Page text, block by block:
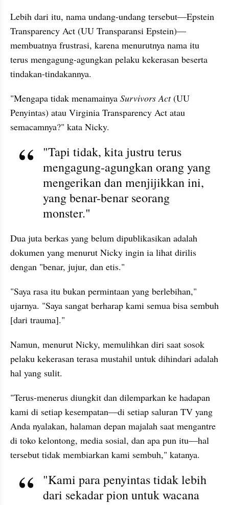
Lebih dari itu, nama undang-undang tersebut—Epstein
Transparency Act (UU Transparansi Epstein)—
membuatnya frustrasi, karena menurutnya nama itu
terus mengagung-agungkan pelaku kekerasan beserta
tindakan-tindakannya.
"Mengapa tidak menamainya Survivors Act (UU
Penyintas) atau Virginia Transparency Act atau
semacamnya?" kata Nicky.
"Tapi tidak, kita justru terus
mengagung-agungkan orang yang
mengerikan dan menjijikkan ini,
yang benar-benar seorang
monster."
Dua juta berkas yang belum dipublikasikan adalah
dokumen yang menurut Nicky ingin ia lihat dirilis
dengan "benar, jujur, dan etis."
"Saya rasa itu bukan permintaan yang berlebihan,"
ujarnya. "Saya sangat berharap kami semua bisa sembuh
[dari trauma]."
Namun, menurut Nicky, memulihkan diri saat sosok
pelaku kekerasan terasa mustahil untuk dihindari adalah
hal yang sulit.
"Terus-menerus diungkit dan dilemparkan ke hadapan
kami di setiap kesempatan—di setiap saluran TV yang
Anda nyalakan, halaman depan majalah saat mengantre
di toko kelontong, media sosial, dan apa pun itu—hal
tersebut tidak membiarkan kami sembuh," katanya.
"Kami para penyintas tidak lebih
dari sekadar pion untuk wacana